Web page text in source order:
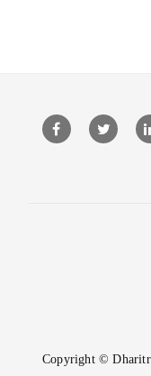
Copyright ©